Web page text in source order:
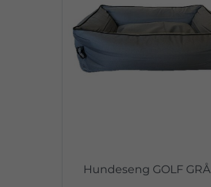
Hundeseng GOLF GRÅ